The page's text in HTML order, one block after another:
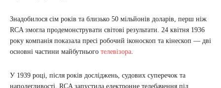
Знадобилося сім років та близько 50 мільйонів доларів, перш ніж
RCA змогла продемонструвати світові результати. 24 квітня 1936
року компанія показала пресі робочий іконоскоп та кінескоп — дві
основні частини майбутнього телевізора.
У 1939 році, після років досліджень, судових суперечок та
наполегливості, RCA запустила електронне телебачення під